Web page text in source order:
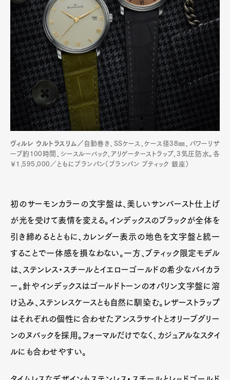
ヴィルレ ウルトラスリム／ 自動巻き、SSケース、ケース径38㎜、パワーリザ
ーブ約100時間、シースルーバック、アリゲーターストラップ、3気圧防水。各
￥1,595,000／ともにブランパン（ブランパン ブティック 銀座）
初のサーモンカラーの文字盤は、美しいサンバースト仕上げ
が光を受けて表情を変える。インデックスのブラックが全体を
引き締めるとともに、カレンダー表示の地色を文字盤と統一
することで一体感を損なわない。一方、ブティック限定モデル
は、ステンレス・スチールとイエローゴールドの希少なバイカラ
ー。針やインデックスはゴールドトーンのオパリン文字盤に溶
け込み、ステンレスケースとも自然に馴染む。レザーストラップ
はそれぞれの個性に合わせたアンスラサイトとオリーブグリー
ンのヌバックを採用。フォーマルだけでなく、カジュアルなスタイ
ルにも合わせやすい。